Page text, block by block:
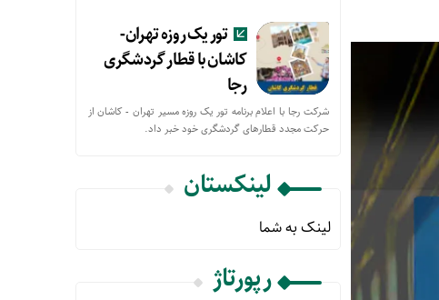
تور یک روزه تهران-
کاشان با قطار گردشگری
رجا
شرکت رجا با اعلام برنامه تور یک روزه مسیر تهران - کاشان از
حركت مجدد قطارهای گردشگری خود خبر داد.
لینکستان
لینک به شما
رپورتاژ